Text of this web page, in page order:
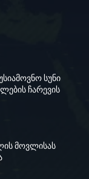
სუნი
ჩარევის
მოვლისას